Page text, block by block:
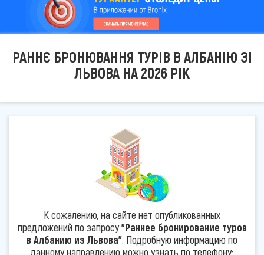
РАННЄ БРОНЮВАННЯ ТУРІВ В АЛБАНІЮ ЗІ
ЛЬВОВА НА 2026 РІК
К сожалению, на сайте нет опубликованных
предложений по запросу"Раннее бронирование туров
в Албанию из Львова". Подробную информацию по
данному направлению можно узнать по телефону: